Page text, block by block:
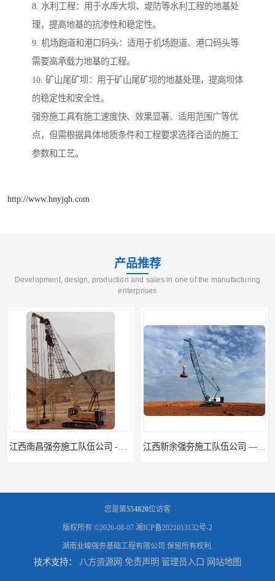
8. 水利工程：用于水库大坝、堤防等水利工程的地基处
理，提高地基的抗渗性和稳定性。
9. 机场跑道和港口码头：适用于机场跑道、港口码头等
需要高承载力地基的工程。
10. 矿山尾矿坝：用于矿山尾矿坝的地基处理，提高坝体
的稳定性和安全性。
强夯施工具有施工速度快、效果显著、适用范围广等优
点，但需根据具体地质条件和工程要求选择合适的施工
参数和工艺。
http://www.hnyjqh.com
产品推荐
Development, design, production and sales in one of the manufacturing
enterprises
江西新余强夯施工队伍公司 —业峻强夯基础工程
您是第554820位访客
版权所有 ©2026-08-07 湘ICP备2021013132号-2
湖南业峻强夯基础工程有限公司 保留所有权利.
技术支持： 八方资源网 免责声明 管理员入口 网站地图